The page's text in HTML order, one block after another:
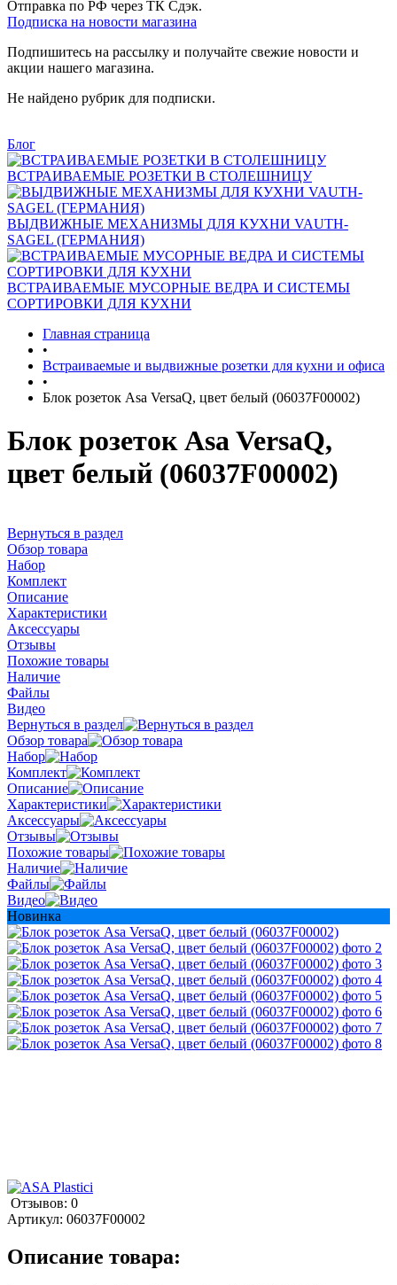
Отправка по РФ через ТК Сдэк.
Подписка на новости магазина
Подпишитесь на рассылку и получайте свежие новости и
акции нашего магазина.
Не найдено рубрик для подписки.
Блог
ВСТРАИВАЕМЫЕ РОЗЕТКИ В СТОЛЕШНИЦУ
ВЫДВИЖНЫЕ МЕХАНИЗМЫ ДЛЯ КУХНИ VAUTH-
SAGEL (ГЕРМАНИЯ)
ВСТРАИВАЕМЫЕ МУСОРНЫЕ ВЕДРА И СИСТЕМЫ
СОРТИРОВКИ ДЛЯ КУХНИ
Главная страница
•
Встраиваемые и выдвижные розетки для кухни и офиса
•
Блок розеток Asa VersaQ, цвет белый (06037F00002)
Блок розеток Asa VersaQ,
цвет белый (06037F00002)
Вернуться в раздел
Обзор товара
Набор
Комплект
Описание
Характеристики
Аксессуары
Отзывы
Похожие товары
Наличие
Файлы
Видео
Вернуться в раздел
Обзор товара
Набор
Комплект
Описание
Характеристики
Аксессуары
Отзывы
Похожие товары
Наличие
Файлы
Видео
Новинка
Отзывов: 0
Артикул: 06037F00002
Описание товара: